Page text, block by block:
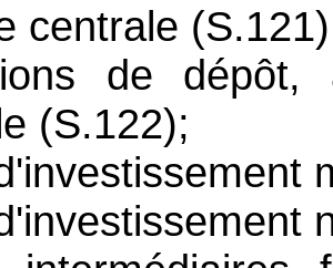
centrale
de
(S.122);